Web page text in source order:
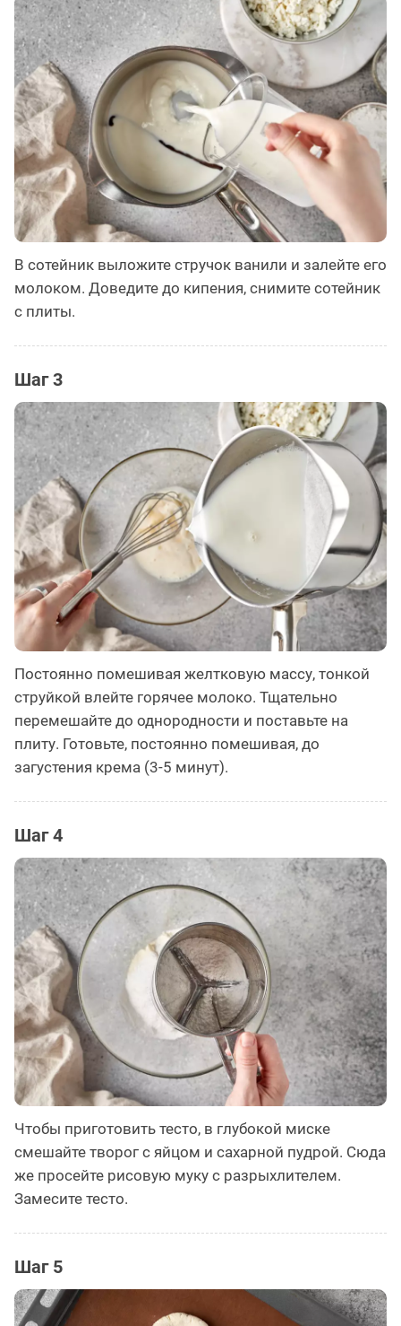
В сотейник выложите стручок ванили и залейте его
молоком. Доведите до кипения, снимите сотейник
с плиты.
Шаг 3
Постоянно помешивая желтковую массу, тонкой
струйкой влейте горячее молоко. Тщательно
перемешайте до однородности и поставьте на
плиту. Готовьте, постоянно помешивая, до
загустения крема (3-5 минут).
Шаг 4
Чтобы приготовить тесто, в глубокой миске
смешайте творог с яйцом и сахарной пудрой. Сюда
же просейте рисовую муку с разрыхлителем.
Замесите тесто.
Шаг 5